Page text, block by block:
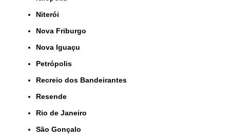
Niterói
Nova Friburgo
Nova Iguaçu
Petrópolis
Recreio dos Bandeirantes
Resende
Rio de Janeiro
São Gonçalo